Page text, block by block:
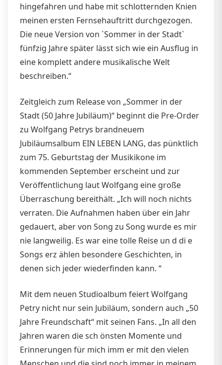
hingefahren und habe mit schlotternden Knien
meinen ersten Fernsehauftritt durchgezogen.
Die neue Version von `Sommer in der Stadt`
fünfzig Jahre später lässt sich wie ein Ausflug in
eine komplett andere musikalische Welt
beschreiben.“
Zeitgleich zum Release von „Sommer in der
Stadt (50 Jahre Jubiläum)“ beginnt die Pre-Order
zu Wolfgang Petrys brandneuem
Jubiläumsalbum EIN LEBEN LANG, das pünktlich
zum 75. Geburtstag der Musikikone im
kommenden September erscheint und zur
Veröffentlichung laut Wolfgang eine große
Überraschung bereithält. „Ich will noch nichts
verraten. Die Aufnahmen haben über ein Jahr
gedauert, aber von Song zu Song wurde es mir
nie langweilig. Es war eine tolle Reise un d di e
Songs erz ählen besondere Geschichten, in
denen sich jeder wiederfinden kann. “
Mit dem neuen Studioalbum feiert Wolfgang
Petry nicht nur sein Jubiläum, sondern auch „50
Jahre Freundschaft“ mit seinen Fans. „In all den
Jahren waren die sch önsten Momente und
Erinnerungen für mich imm er mit den vielen